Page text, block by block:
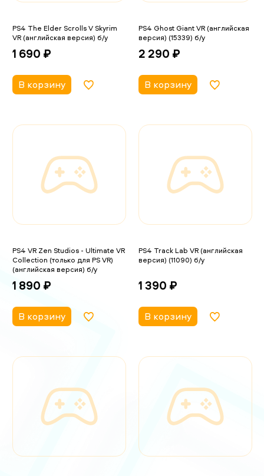
PS4 The Elder Scrolls V Skyrim
VR (английская версия) б/у
1 690 ₽
В корзину
PS4 Ghost Giant VR (английская
версия) (15339) б/у
2 290 ₽
В корзину
PS4 VR Zen Studios - Ultimate VR
Collection (только для PS VR)
(английская версия) б/у
1 890 ₽
В корзину
PS4 Track Lab VR (английская
версия) (11090) б/у
1 390 ₽
В корзину